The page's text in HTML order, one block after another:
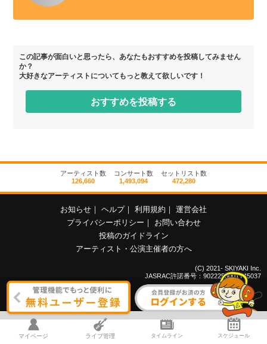
いいね！
この記事が面白いと思ったら、あなたもおすすめを投稿してみません
か？
大好きなアーティストについてもっと教えて欲しいです！
おすすめを投稿する
アーティスト数
126,660
コンサート数
1,493,094
セットリスト数
472,280
お知らせ ヘルプ 利用規約
運営会社
プライバシーポリシー
お問い合わせ
投稿のガイドライン
アーティスト・公演主催者の方へ
(C) 2021- SKIYAKI Inc.
JASRAC許諾番号：9022255001Y45037
マイページ ライブ管理 タイムライン スケジュール